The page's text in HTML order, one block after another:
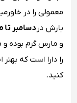
معمولی را در
بارش در دسامبر تا
و مارس گرم بوده
را دارا است که
کنید.